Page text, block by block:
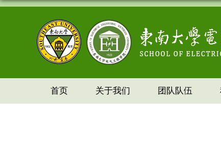
首页 关于我们 团队队伍